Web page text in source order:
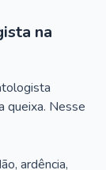
na
queixa. Nesse
ardência,